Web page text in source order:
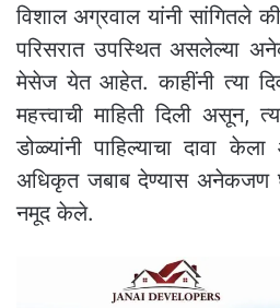
विशाल अग्रवाल यांनी सांगितले
परिसरात उपस्थित असलेल्या
मेसेज येत आहेत. काहींनी त्या
महत्त्वाची माहिती दिली असून,
डोळ्यांनी पाहिल्याचा दावा
अधिकृत जबाब देण्यास अनेकजण
नमूद केले.